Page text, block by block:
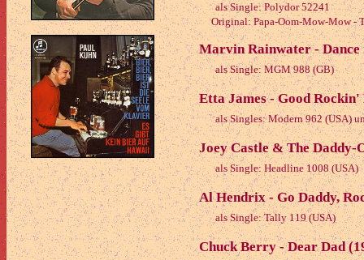
als Single: Polydor 52241
Original: Papa-Oom-Mow-Mow -
Marvin Rainwater - Dance
als Single: MGM 988 (GB)
Etta James - Good Rockin'
als Singles: Modern 962 (USA)
Joey Castle & The Daddy-
als Single: Headline 1008 (USA)
Al Hendrix - Go Daddy,
als Single: Tally 119 (USA)
Chuck Berry - Dear Dad